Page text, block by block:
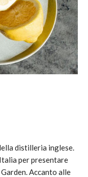
distilleria inglese.
per presentare
Accanto alle